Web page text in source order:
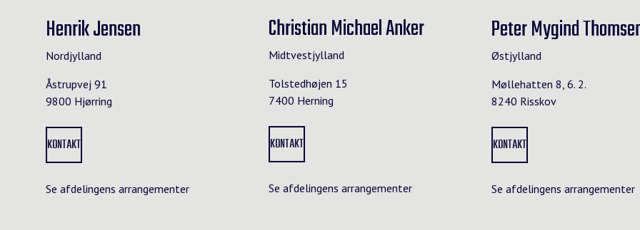
Henrik Jensen
Nordjylland
Åstrupvej 91
9800 Hjørring
KONTAKT
Se afdelingens arrangementer
Christian Michael Anker
Midtvestjylland
Tolstedhøjen 15
7400 Herning
KONTAKT
Se afdelingens arrangementer
Peter Mygind
Østjylland
Møllehatten 8, 6. 2.
8240 Risskov
KONTAKT
Se afdelingens arrangementer